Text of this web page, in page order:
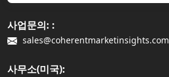
사업문의: :
sales@coherentmarketinsights.com
사무소(미국):